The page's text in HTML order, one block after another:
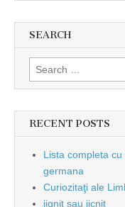
SEARCH
Search
for:
RECENT POSTS
Lista completa
germana
Curiozitaţi ale
jignit sau jicnit